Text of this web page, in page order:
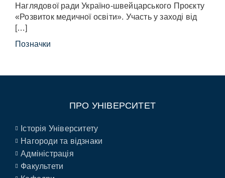
Наглядової ради Україно-швейцарського Проєкту
«Розвиток медичної освіти». Участь у заході від
[…]
Позначки
ПРО УНІВЕРСИТЕТ
Історія Університету
Нагороди та відзнаки
Адміністрація
Факультети